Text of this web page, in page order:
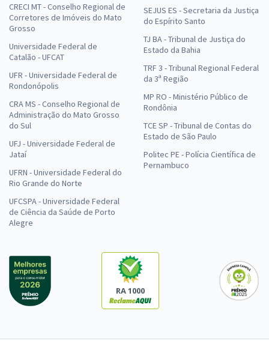
CRECI MT - Conselho Regional de
Corretores de Imóveis do Mato
Grosso
Universidade Federal de
Catalão - UFCAT
UFR - Universidade Federal de
Rondonópolis
CRA MS - Conselho Regional de
Administração do Mato Grosso
do Sul
UFJ - Universidade Federal de
Jataí
UFRN - Universidade Federal do
Rio Grande do Norte
UFCSPA - Universidade Federal
de Ciência da Saúde de Porto
Alegre
SEJUS ES - Secretaria da Justiça
do Espírito Santo
TJ BA - Tribunal de Justiça do
Estado da Bahia
TRF 3 - Tribunal Regional Federal
da 3ª Região
MP RO - Ministério Público de
Rondônia
TCE SP - Tribunal de Contas do
Estado de São Paulo
Politec PE - Polícia Científica de
Pernambuco
RA 1000